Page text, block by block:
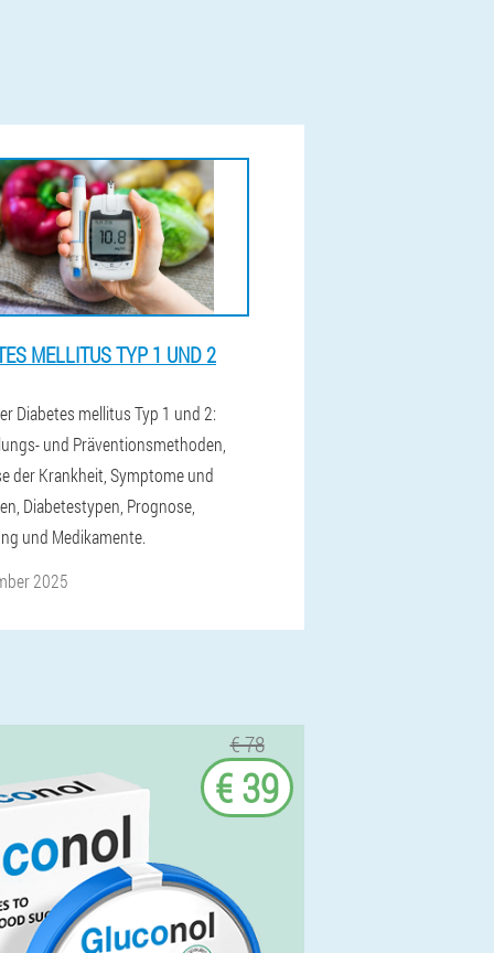
MELLITUS TYP 1 UND 2
Diabetes mellitus Typ 1 und 2:
und Präventionsmethoden,
der Krankheit, Symptome und
Diabetestypen, Prognose,
und Medikamente.
2025
€ 78
€ 39